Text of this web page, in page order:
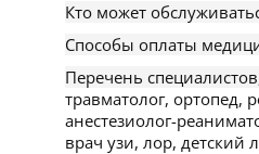
Кто может
Способы оплаты
Перечень
травматолог, ортопед,
анестезиолог-
врач узи, лор, детский